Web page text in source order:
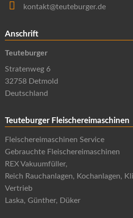
kontakt@teuteburger.de
Anschrift
Teuteburger
Stratenweg 6
32758 Detmold
Deutschland
Teuteburger Fleischereimaschinen
Fleischereimaschinen Service
Gebrauchte Fleischereimaschinen
REX Vakuumfüller,
Reich Rauchanlagen, Kochanlagen,
Vertrieb
Laska, Günther, Düker